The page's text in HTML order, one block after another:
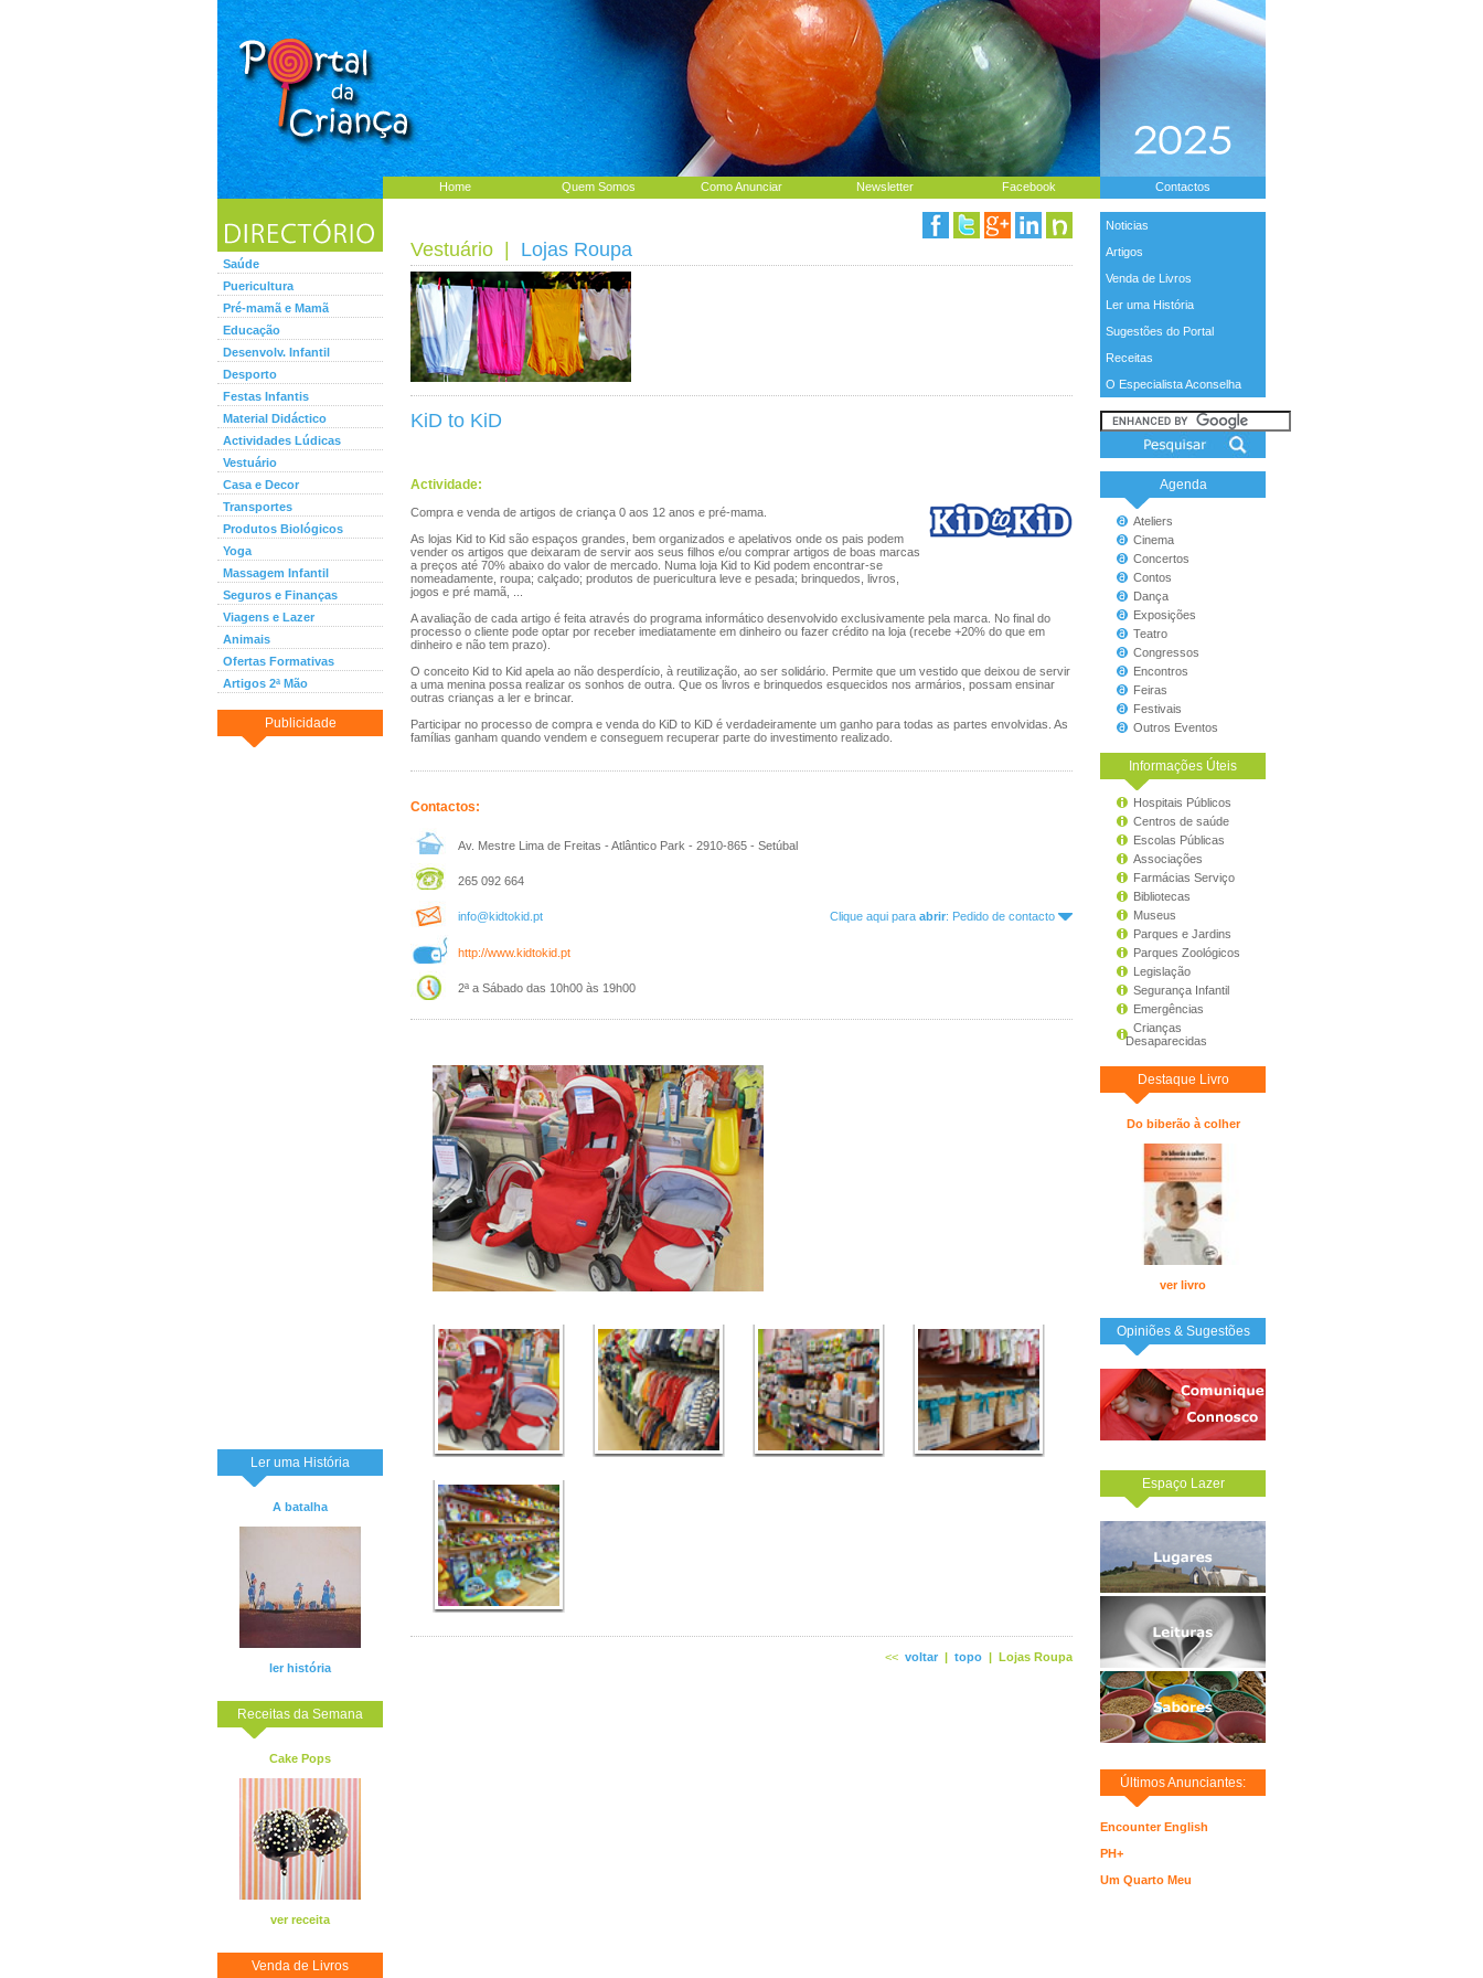
Home Quem Somos Como Anunciar Newsletter Facebook Contactos
Saúde
Puericultura
Pré-mamã e Mamã
Educação
Desenvolv. Infantil
Desporto
Festas Infantis
Material Didáctico
Actividades Lúdicas
Vestuário
Casa e Decor
Transportes
Produtos Biológicos
Yoga
Massagem Infantil
Seguros e Finanças
Viagens e Lazer
Animais
Ofertas Formativas
Artigos 2ª Mão
Publicidade
Ler uma História
A batalha
ler história
Receitas da Semana
Cake Pops
ver receita
Venda de Livros
Noticias
Artigos
Venda de Livros
Ler uma História
Sugestões do Portal
Receitas
O Especialista Aconselha
Agenda
Ateliers
Cinema
Concertos
Contos
Dança
Exposições
Teatro
Congressos
Encontros
Feiras
Festivais
Outros Eventos
Informações Úteis
Hospitais Públicos
Centros de saúde
Escolas Públicas
Associações
Farmácias Serviço
Bibliotecas
Museus
Parques e Jardins
Parques Zoológicos
Legislação
Segurança Infantil
Emergências
Crianças
Desaparecidas
Destaque Livro
Do biberão à colher
ver livro
Opiniões & Sugestões
Espaço Lazer
Últimos Anunciantes:
Encounter English
PH+
Um Quarto Meu
Vestuário Lojas Roupa
KiD to KiD
Actividade:
Compra e venda de artigos de criança 0 aos 12 anos e pré-mama.
As lojas Kid to Kid são espaços grandes, bem organizados e apelativos onde os pais podem
vender os artigos que deixaram de servir aos seus filhos e/ou comprar artigos de boas marcas
a preços até 70% abaixo do valor de mercado. Numa loja Kid to Kid podem encontrar-se
nomeadamente, roupa; calçado; produtos de puericultura leve e pesada; brinquedos, livros,
jogos e pré mamã, ...
A avaliação de cada artigo é feita através do programa informático desenvolvido exclusivamente pela marca. No final do
processo o cliente pode optar por receber imediatamente em dinheiro ou fazer crédito na loja (recebe +20% do que em
dinheiro e não tem prazo).
O conceito Kid to Kid apela ao não desperdício, à reutilização, ao ser solidário. Permite que um vestido que deixou de servir
a uma menina possa realizar os sonhos de outra. Que os livros e brinquedos esquecidos nos armários, possam ensinar
outras crianças a ler e brincar.
Participar no processo de compra e venda do KiD to KiD é verdadeiramente um ganho para todas as partes envolvidas. As
famílias ganham quando vendem e conseguem recuperar parte do investimento realizado.
Contactos:
Av. Mestre Lima de Freitas - Atlântico Park - 2910-865 - Setúbal
265 092 664
info@kidtokid.pt Clique aqui para abrir: Pedido de contacto
http://www.kidtokid.pt
2ª a Sábado das 10h00 às 19h00
Lojas Roupa
<< voltar | topo |